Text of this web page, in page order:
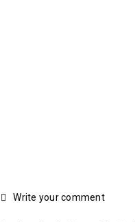
Write your comment